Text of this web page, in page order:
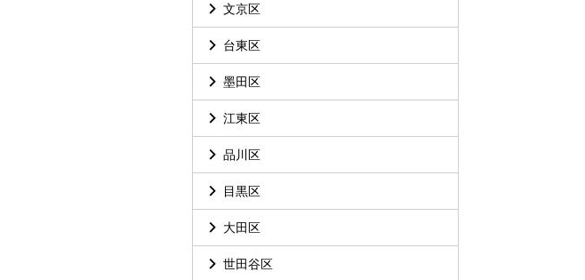
文京区
台東区
墨田区
江東区
品川区
目黒区
大田区
世田谷区